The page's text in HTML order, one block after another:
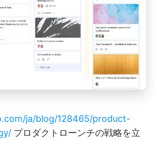
ja/blog/128465/product-
プロダクトローンチの戦略を立